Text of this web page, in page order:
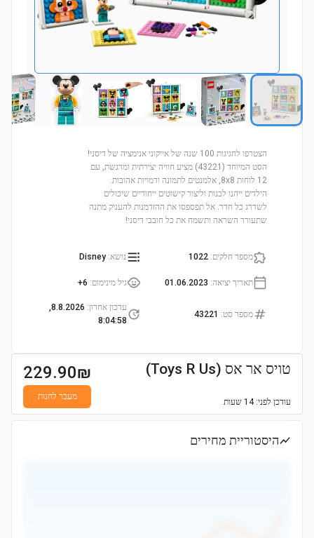
הצטרפו לחגיגות 100 שנה של אייקוני אנימציה של דיסני!
הסט המיוחד (43221) מציע חוויה יצירתית ומרגשת, עם
12 לוחות 8x8, אלמנטים לתמונה ודמויות אהובות.
הילדים ייהנו לבנות וליצור קישוטים ייחודיים שיכולים
לשדרג כל חדר. אל תפספסו את ההזדמנות להעניק מתנה
שתעורר השראה ותשמח את כל חובבי דיסני!
מספר חלקים:
1022 נושא:
Disney
תאריך יציאה:
01.06.2023 גיל מינימום:
6+
מספר סט:
43221
עדכון אחרון:
8.8.2026,
8:04:58
טויס אר אס (Toys R Us)
עודכן לפני: 14 שעות
229.90₪
מעבר לחנות
היסטוריית מחירים